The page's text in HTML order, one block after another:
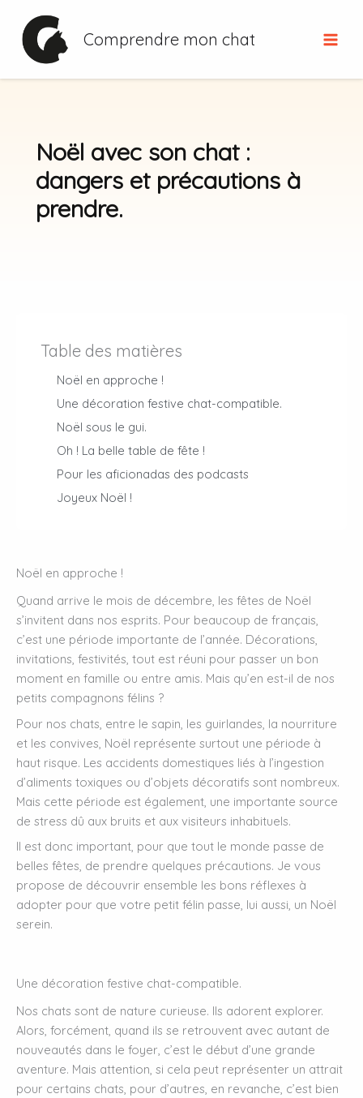
contenu
Comprendre mon chat
Noël avec son chat :
dangers et précautions à
prendre.
Table des matières
Noël en approche !
Une décoration festive chat-compatible.
Noël sous le gui.
Oh ! La belle table de fête !
Pour les aficionadas des podcasts
Joyeux Noël !
Noël en approche !
Quand arrive le mois de décembre, les fêtes de Noël
s’invitent dans nos esprits. Pour beaucoup de français,
c’est une période importante de l’année. Décorations,
invitations, festivités, tout est réuni pour passer un bon
moment en famille ou entre amis. Mais qu’en est-il de nos
petits compagnons félins ?
Pour nos chats, entre le sapin, les guirlandes, la nourriture
et les convives, Noël représente surtout une période à
haut risque. Les accidents domestiques liés à l’ingestion
d’aliments toxiques ou d’objets décoratifs sont nombreux.
Mais cette période est également, une importante source
de stress dû aux bruits et aux visiteurs inhabituels.
Il est donc important, pour que tout le monde passe de
belles fêtes, de prendre quelques précautions. Je vous
propose de découvrir ensemble les bons réflexes à
adopter pour que votre petit félin passe, lui aussi, un Noël
serein.
Une décoration festive chat-compatible.
Nos chats sont de nature curieuse. Ils adorent explorer.
Alors, forcément, quand ils se retrouvent avec autant de
nouveautés dans le foyer, c’est le début d’une grande
aventure. Mais attention, si cela peut représenter un attrait
pour certains chats, pour d’autres, en revanche, c’est bien